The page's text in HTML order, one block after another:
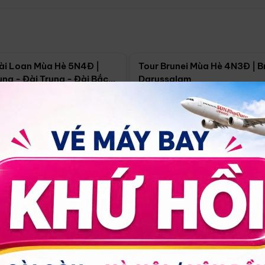
Loan Mùa Hè 5N4Đ |
- Đài Trung - Đài Bắc
18/09
Tour Brunei Mùa Hè 4N3Đ |
Darussalam
Hồ Chí Minh 4N3Đ
30/08 17/09 24/09
14.499.000đ Xem chi